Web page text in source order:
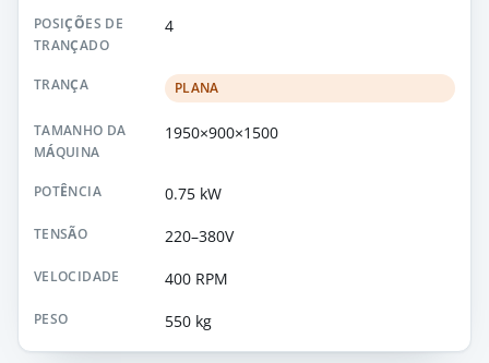
4
PLANA
1950×900×1500
0.75 kW
220–380V
400 RPM
550 kg